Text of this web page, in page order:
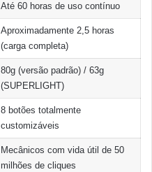
Até 60 horas de uso contínuo
Aproximadamente 2,5 horas
(carga completa)
80g (versão padrão) / 63g
(SUPERLIGHT)
8 botões totalmente
customizáveis
Mecânicos com vida útil de 50
milhões de cliques